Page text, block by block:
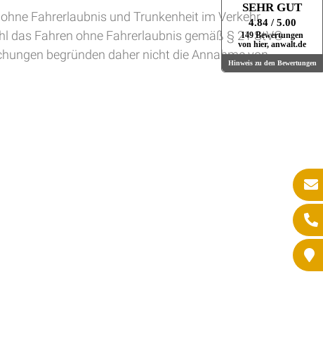
Fahrerlaubnis und Trunkenheit im Verkehr
das Fahren ohne Fahrerlaubnis gemäß § 21 StVG
begründen daher nicht die Annahme von
SEHR GUT
4.84 / 5.00
149 Bewertungen
von hier, anwalt.de
Hinweis zu den Bewertungen